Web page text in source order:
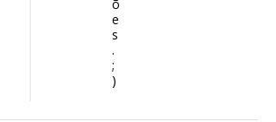
õ
e
s
.
;
)